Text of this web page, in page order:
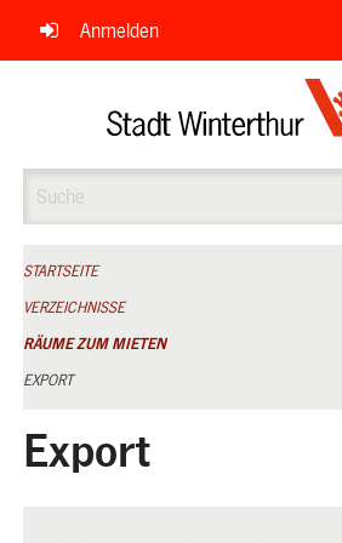
Navigation
überspringen
Anmelden
STARTSEITE
VERZEICHNISSE
RÄUME ZUM MIETEN
EXPORT
Export